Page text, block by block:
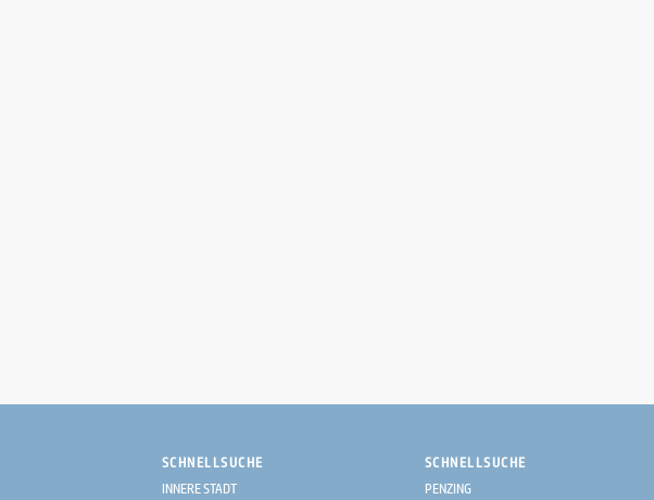
SCHNELLSUCHE
INNERE STADT
SCHNELLSUCHE
PENZING